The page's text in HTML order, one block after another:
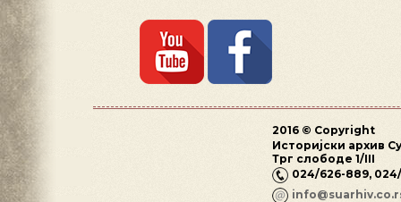
2016 © Copyright
Историјски архив
Трг слободе 1/III
024/626-889,